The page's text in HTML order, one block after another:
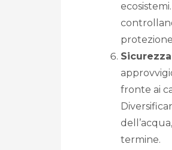
fronte ai
termine.